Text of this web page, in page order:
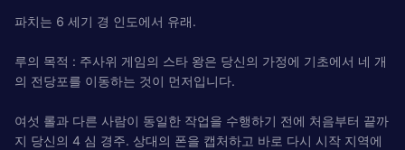
파치는 6 세기 경 인도에서 유래.
루의 목적 : 주사위 게임의 스타 왕은 당신의 가정에 기초에서 네 개
의 전당포를 이동하는 것이 먼저입니다.
여섯 롤과 다른 사람이 동일한 작업을 수행하기 전에 처음부터 끝까
지 당신의 4 심 경주. 상대의 폰을 캡처하고 바로 다시 시작 지역에